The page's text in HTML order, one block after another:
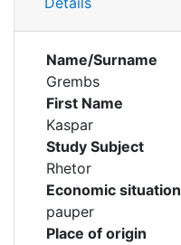
Name/Surname
Grembs
First Name
Kaspar
Study Subject
Rhetor
Economic situation
pauper
Place of origin